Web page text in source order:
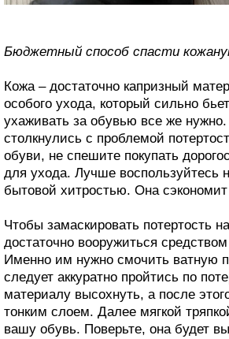
Бюджетный способ спасти
Кожа – достаточно капризный
особого ухода, который сильно
ухаживать за обувью все же
столкнулись с проблемой
обуви, не спешите покупать
для ухода. Лучше
бытовой хитростью. Она
Чтобы замаскировать потертость
достаточно вооружиться
Именно им нужно смочить ватную
следует аккуратно пройтись по
материалу высохнуть, а после
тонким слоем. Далее мягкой
вашу обувь. Поверьте, она будет